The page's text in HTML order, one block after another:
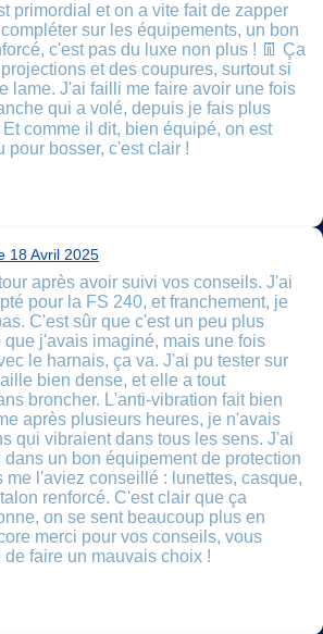
primordial et on a vite fait de zapper
sur les équipements, un bon
c'est pas du luxe non plus ! 👖 Ça
et des coupures, surtout si
lame. J'ai failli me faire avoir une fois
qui a volé, depuis je fais plus
comme il dit, bien équipé, on est
pour bosser, c'est clair !
18 Avril 2025
après avoir suivi vos conseils. J'ai
pour la FS 240, et franchement, je
C'est sûr que c'est un peu plus
que j'avais imaginé, mais une fois
le harnais, ça va. J'ai pu tester sur
bien dense, et elle a tout
broncher. L'anti-vibration fait bien
après plusieurs heures, je n'avais
qui vibraient dans tous les sens. J'ai
un bon équipement de protection
me l'aviez conseillé : lunettes, casque,
renforcé. C'est clair que ça
on se sent beaucoup plus en
merci pour vos conseils, vous
de faire un mauvais choix !